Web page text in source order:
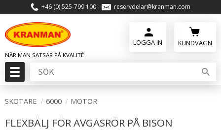
Meny
+46 (0) 525-799 100 reservdelar@kranman.com
KUNDVAGN
SKOTARE 6000 MOTOR
FLEXBÄLJ FÖR AVGASRÖR PÅ BISON